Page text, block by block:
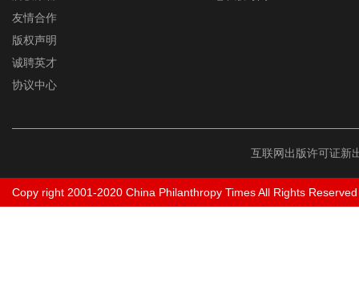
友情合作
版权声明
诚聘英才
协议中心
互联网出版许可证新
Copy right 2001-2020 China Philanthropy Times All Rights Reserved